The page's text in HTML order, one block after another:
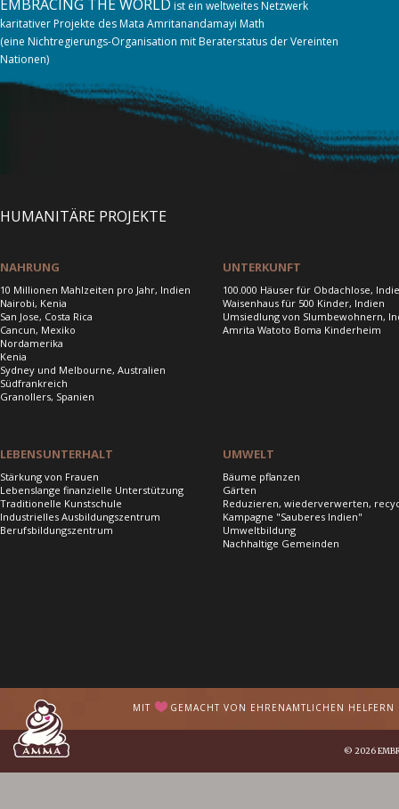
EMBRACING THE WORLD ist ein weltweites Netzwerk
karitativer Projekte des Mata Amritanandamayi Math
(eine Nichtregierungs-Organisation mit Beraterstatus der Vereinten
Nationen)
HUMANITÄRE PROJEKTE
NAHRUNG
10 Millionen Mahlzeiten pro Jahr, Indien
Nairobi, Kenia
San Jose, Costa Rica
Cancun, Mexiko
Nordamerika
Kenia
Sydney und Melbourne, Australien
Südfrankreich
Granollers, Spanien
UNTERKUNFT
100.000 Häuser für Obdachlose,
Waisenhaus für 500 Kinder, Indien
Umsiedlung von Slumbewohnern,
Amrita Watoto Boma Kinderheim
LEBENSUNTERHALT
Stärkung von Frauen
Lebenslange finanzielle Unterstützung
Traditionelle Kunstschule
Industrielles Ausbildungszentrum
Berufsbildungszentrum
UMWELT
Bäume pflanzen
Gärten
Reduzieren, wiederverwerten,
Kampagne "Sauberes Indien"
Umweltbildung
Nachhaltige Gemeinden
MIT GEMACHT VON EHRENAMTLICHEN
© 2026